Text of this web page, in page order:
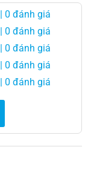
| 0 đánh giá
| 0 đánh giá
| 0 đánh giá
| 0 đánh giá
| 0 đánh giá